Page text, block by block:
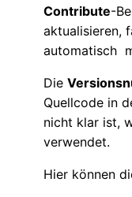
Contribute-
aktualisieren,
automatisch
Die
Quellcode in
nicht klar ist,
verwendet.
Hier können